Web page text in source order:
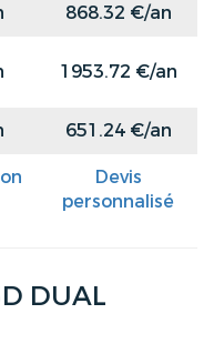
868.32 €/an
1953.72 €/an
651.24 €/an
Devis
personnalisé
DUAL